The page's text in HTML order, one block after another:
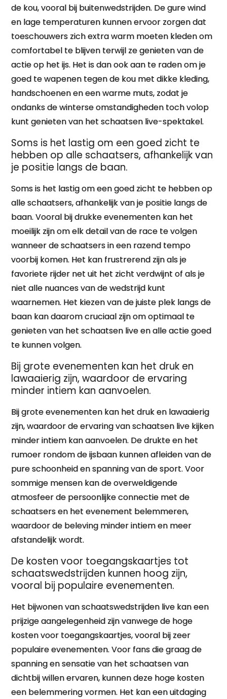
de kou, vooral bij buitenwedstrijden. De gure wind
en lage temperaturen kunnen ervoor zorgen dat
toeschouwers zich extra warm moeten kleden om
comfortabel te blijven terwijl ze genieten van de
actie op het ijs. Het is dan ook aan te raden om je
goed te wapenen tegen de kou met dikke kleding,
handschoenen en een warme muts, zodat je
ondanks de winterse omstandigheden toch volop
kunt genieten van het schaatsen live-spektakel.
Soms is het lastig om een goed zicht te
hebben op alle schaatsers, afhankelijk van
je positie langs de baan.
Soms is het lastig om een goed zicht te hebben op
alle schaatsers, afhankelijk van je positie langs de
baan. Vooral bij drukke evenementen kan het
moeilijk zijn om elk detail van de race te volgen
wanneer de schaatsers in een razend tempo
voorbij komen. Het kan frustrerend zijn als je
favoriete rijder net uit het zicht verdwijnt of als je
niet alle nuances van de wedstrijd kunt
waarnemen. Het kiezen van de juiste plek langs de
baan kan daarom cruciaal zijn om optimaal te
genieten van het schaatsen live en alle actie goed
te kunnen volgen.
Bij grote evenementen kan het druk en
lawaaierig zijn, waardoor de ervaring
minder intiem kan aanvoelen.
Bij grote evenementen kan het druk en lawaaierig
zijn, waardoor de ervaring van schaatsen live kijken
minder intiem kan aanvoelen. De drukte en het
rumoer rondom de ijsbaan kunnen afleiden van de
pure schoonheid en spanning van de sport. Voor
sommige mensen kan de overweldigende
atmosfeer de persoonlijke connectie met de
schaatsers en het evenement belemmeren,
waardoor de beleving minder intiem en meer
afstandelijk wordt.
De kosten voor toegangskaartjes tot
schaatswedstrijden kunnen hoog zijn,
vooral bij populaire evenementen.
Het bijwonen van schaatswedstrijden live kan een
prijzige aangelegenheid zijn vanwege de hoge
kosten voor toegangskaartjes, vooral bij zeer
populaire evenementen. Voor fans die graag de
spanning en sensatie van het schaatsen van
dichtbij willen ervaren, kunnen deze hoge kosten
een belemmering vormen. Het kan een uitdaging